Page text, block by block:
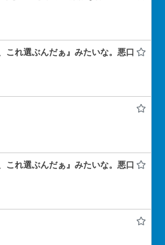
これ選ぶんだぁ』みたいな。悪口
これ選ぶんだぁ』みたいな。悪口